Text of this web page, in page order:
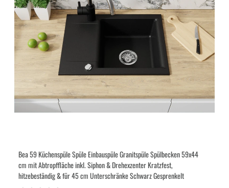
Bea 59 Küchenspüle Spüle Einbauspüle Granitspüle Spülbecken 59x44
cm mit Abtropffläche inkl. Siphon & Drehexzenter Kratzfest,
hitzebeständig & für 45 cm Unterschränke Schwarz Gesprenkelt